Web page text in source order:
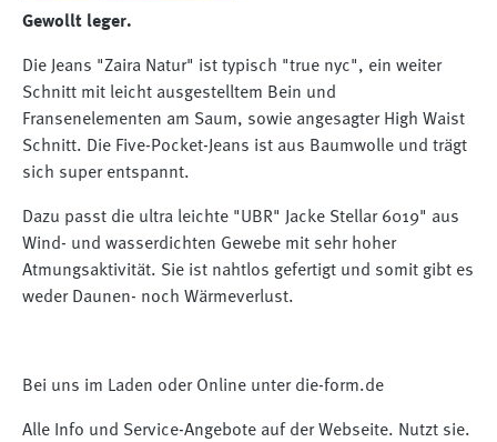
Gewollt leger.
Die Jeans "Zaira Natur" ist typisch "true nyc", ein weiter
Schnitt mit leicht ausgestelltem Bein und
Fransenelementen am Saum, sowie angesagter High Waist
Schnitt. Die Five-Pocket-Jeans ist aus Baumwolle und trägt
sich super entspannt.
Dazu passt die ultra leichte "UBR" Jacke Stellar 6019" aus
Wind- und wasserdichten Gewebe mit sehr hoher
Atmungsaktivität. Sie ist nahtlos gefertigt und somit gibt es
weder Daunen- noch Wärmeverlust.
Bei uns im Laden oder Online unter die-form.de
Alle Info und Service-Angebote auf der Webseite. Nutzt sie.